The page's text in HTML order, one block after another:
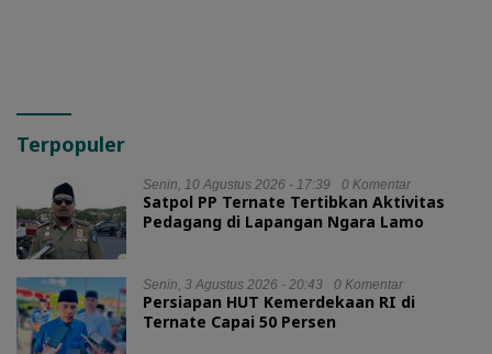
Terpopuler
Senin, 10 Agustus 2026 - 17:39 0 Komentar
Satpol PP Ternate Tertibkan Aktivitas
Pedagang di Lapangan Ngara Lamo
Senin, 3 Agustus 2026 - 20:43 0 Komentar
Persiapan HUT Kemerdekaan RI di
Ternate Capai 50 Persen